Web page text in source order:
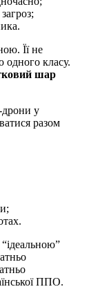
Її не
одного класу.
шар
дрони у
разом
ППО.